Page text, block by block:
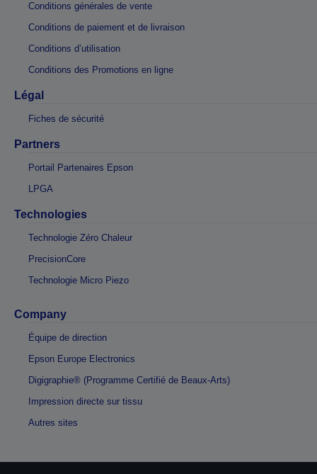
Conditions générales de vente
Conditions de paiement et de livraison
Conditions d’utilisation
Conditions des Promotions en ligne
Légal
Fiches de sécurité
Partners
Portail Partenaires Epson
LPGA
Technologies
Technologie Zéro Chaleur
PrecisionCore
Technologie Micro Piezo
Company
Équipe de direction
Epson Europe Electronics
Digigraphie® (Programme Certifié de Beaux-Arts)
Impression directe sur tissu
Autres sites